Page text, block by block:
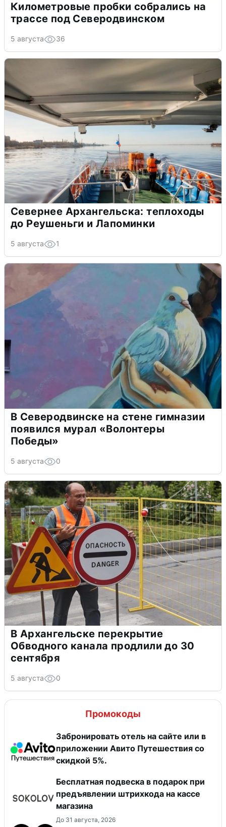
Километровые пробки собрались на
трассе под Северодвинском
5 августа 36
Севернее Архангельска: теплоходы
до Реушеньги и Лапоминки
5 августа 1
В Северодвинске на стене гимназии
появился мурал «Волонтеры
Победы»
5 августа 0
В Архангельске перекрытие
Обводного канала продлили до 30
сентября
5 августа 0
Промокоды
Забронировать отель на сайте или в
приложении Авито Путешествия со
скидкой 5%.
Бесплатная подвеска в подарок при
предъявлении штрихкода на кассе
магазина
До 31 августа, 2026